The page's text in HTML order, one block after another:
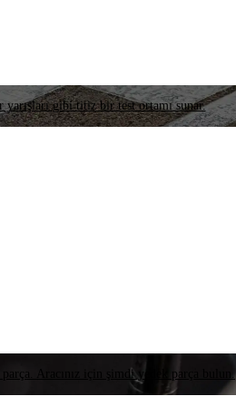
gibi titiz bir test ortamı sunar.
Aracınız için şimdi yedek parça bulun.